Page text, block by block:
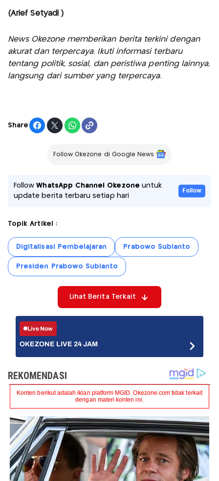
(Arief Setyadi )
News Okezone memberikan berita terkini dengan
akurat dan terpercaya. Ikuti informasi terbaru
tentang politik, sosial, dan peristiwa penting lainnya,
langsung dari sumber yang terpercaya.
Share
Follow Okezone di Google News
FollowWhatsApp Channel Okezone untuk
update berita terbaru setiap hari
Follow
Topik Artikel :
Digitalisasi Pembelajaran Prabowo Subianto
Presiden Prabowo Subianto
Lihat Berita Terkait
Live Now
OKEZONE LIVE 24 JAM